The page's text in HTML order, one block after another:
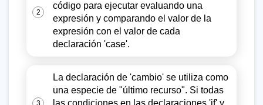
2
código para ejecutar evaluando una
expresión y comparando el valor de la
expresión con el valor de cada
declaración 'case'.
3
La declaración de 'cambio' se utiliza como
una especie de "último recurso". Si todas
las condiciones en las declaraciones 'if' y